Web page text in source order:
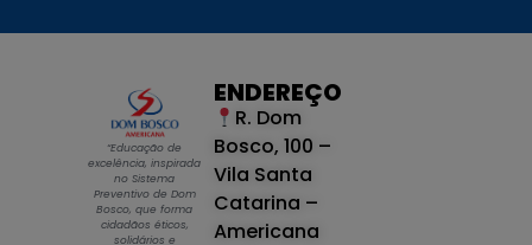
“Educação de
excelência, inspirada
no Sistema
Preventivo de Dom
Bosco, que forma
cidadãos éticos,
solidários e
ENDEREÇO
R. Dom
Bosco, 100 –
Vila Santa
Catarina –
Americana